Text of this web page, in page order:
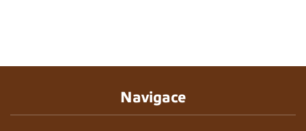
15
Navigace